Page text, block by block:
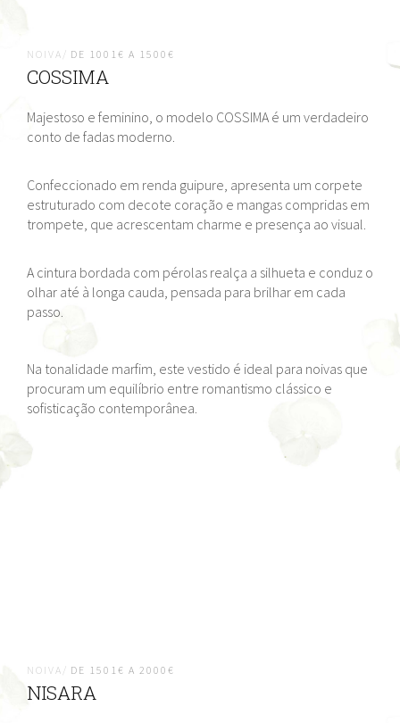
NOIVA/ DE 1001€ A 1500€
COSSIMA
Majestoso e feminino, o modelo COSSIMA é um verdadeiro
conto de fadas moderno.
Confeccionado em renda guipure, apresenta um corpete
estruturado com decote coração e mangas compridas em
trompete, que acrescentam charme e presença ao visual.
A cintura bordada com pérolas realça a silhueta e conduz o
olhar até à longa cauda, pensada para brilhar em cada
passo.
Na tonalidade marfim, este vestido é ideal para noivas que
procuram um equilíbrio entre romantismo clássico e
sofisticação contemporânea.
NOIVA/ DE 1501€ A 2000€
NISARA